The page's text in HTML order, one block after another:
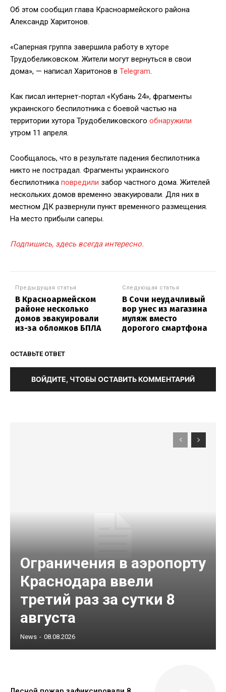
Об этом сообщил глава Красноармейского района
Александр Харитонов.
«Саперная группа завершила работу в хуторе
Трудобеликовском. Жители могут вернуться в свои
дома», — написал Харитонов в Telegram.
Как писал интернет-портал «Кубань 24», фрагменты
украинского беспилотника с боевой частью на
территории хутора Трудобеликовского обнаружили
утром 11 апреля.
Сообщалось, что в результате падения беспилотника
никто не пострадал. Фрагменты украинского
беспилотника повредили забор частного дома. Жителей
нескольких домов временно эвакуировали. Для них в
местном ДК развернули пункт временного размещения.
На место прибыли саперы.
Подпишись, здесь всегда интересно.
Предыдущая статья
В Красноармейском
районе несколько
домов эвакуировали
из-за обломков БПЛА
Следующая статья
В Сочи неудачливый
вор унес из магазина
муляж вместо
дорогого смартфона
ОСТАВЬТЕ ОТВЕТ
ВОЙДИТЕ, ЧТОБЫ ОСТАВИТЬ КОММЕНТАРИЙ
Ограничения в аэропорту
Краснодара ввели
третий раз за сутки 8
августа
News - 08.08.2026